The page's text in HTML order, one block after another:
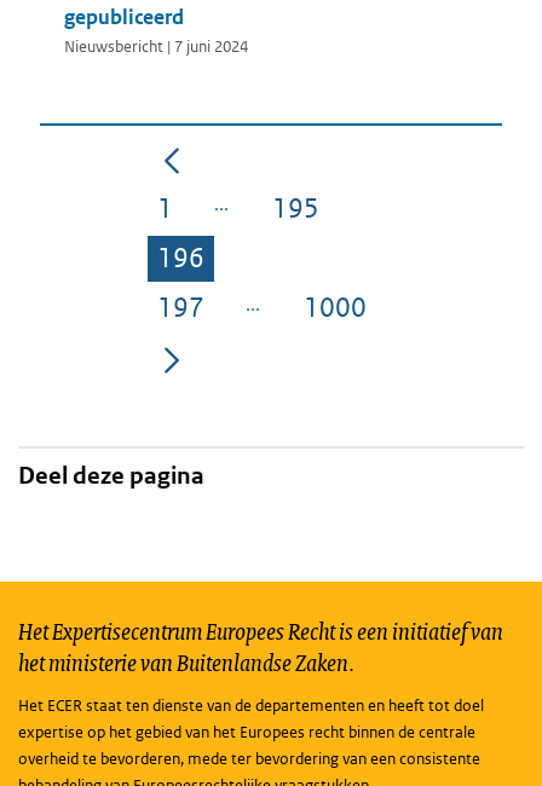
gepubliceerd
Nieuwsbericht | 7 juni 2024
Pagina
1 Pagina
195
Pagina
196
Pagina
197 Pagina
1000
Deel deze pagina
Het Expertisecentrum Europees Recht is een initiatief van
het ministerie van Buitenlandse Zaken.
Het ECER staat ten dienste van de departementen en heeft tot doel
expertise op het gebied van het Europees recht binnen de centrale
overheid te bevorderen, mede ter bevordering van een consistente